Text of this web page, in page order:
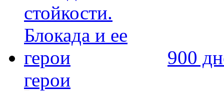
900
герои